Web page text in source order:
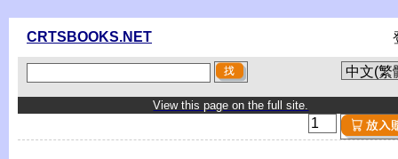
CRTSBOOKS.NET
View this page on the full site.